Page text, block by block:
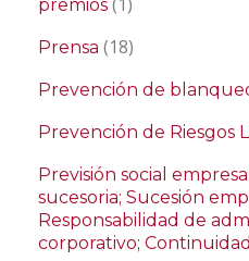
premios
Prensa (18)
Prevención de
Prevención de Riesgos
Previsión social
sucesoria; Sucesión
Responsabilidad de
corporativo;